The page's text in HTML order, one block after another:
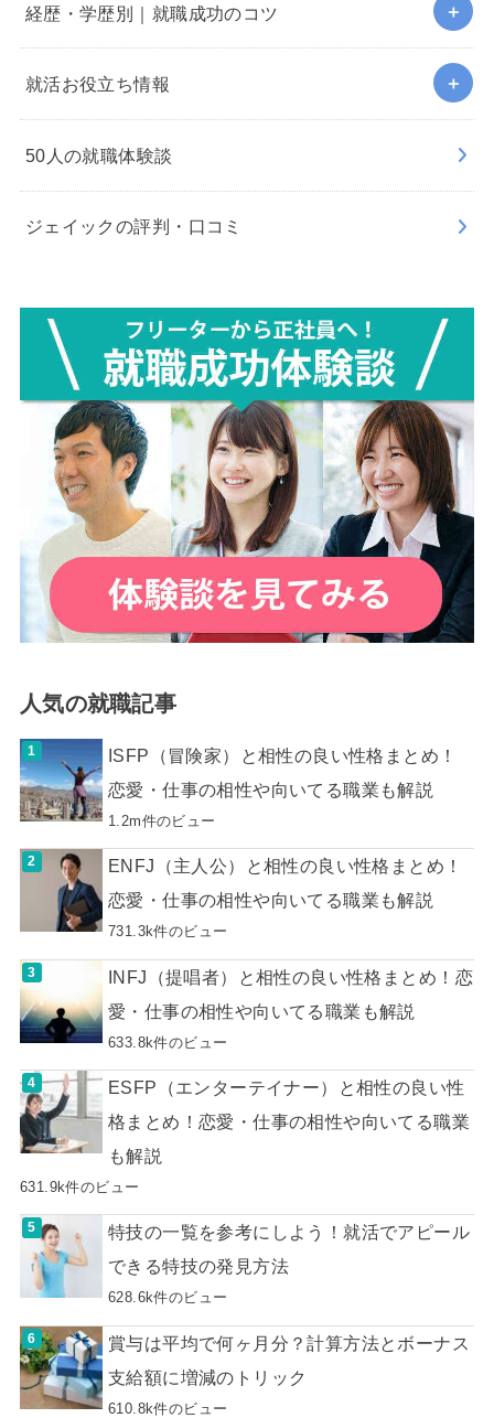
経歴・学歴別｜就職成功のコツ
就活お役立ち情報
50人の就職体験談
ジェイックの評判・口コミ
人気の就職記事
ISFP（冒険家）と相性の良い性格まとめ！
恋愛・仕事の相性や向いてる職業も解説
1.2m件のビュー
ENFJ（主人公）と相性の良い性格まとめ！
恋愛・仕事の相性や向いてる職業も解説
731.3k件のビュー
INFJ（提唱者）と相性の良い性格まとめ！恋
愛・仕事の相性や向いてる職業も解説
633.8k件のビュー
ESFP（エンターテイナー）と相性の良い性
格まとめ！恋愛・仕事の相性や向いてる職業
も解説
631.9k件のビュー
特技の一覧を参考にしよう！就活でアピール
できる特技の発見方法
628.6k件のビュー
賞与は平均で何ヶ月分？計算方法とボーナス
支給額に増減のトリック
610.8k件のビュー